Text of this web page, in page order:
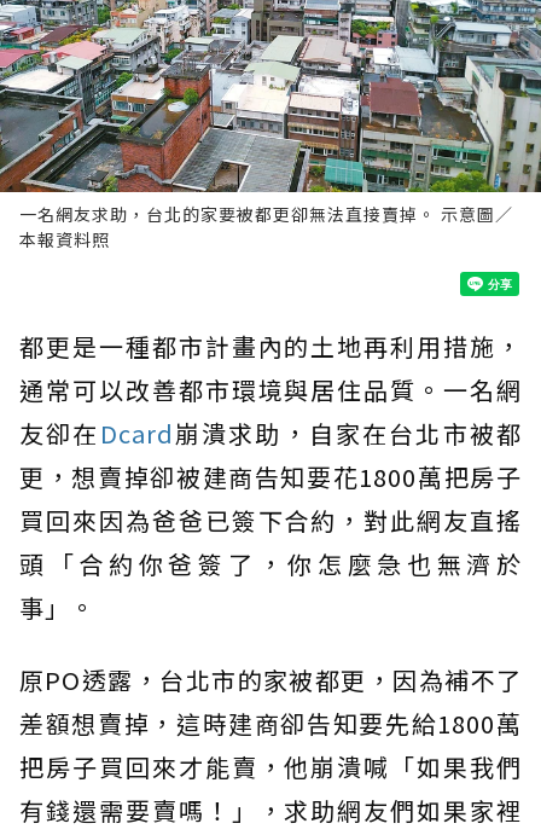
一名網友求助，台北的家要被都更卻無法直接賣掉。 示意圖／
本報資料照
都更是一種都市計畫內的土地再利用措施，
通常可以改善都市環境與居住品質。一名網
友卻在 Dcard崩潰求助，自家在台北市被都
更，想賣掉卻被建商告知要花1800萬把房子
買回來因為爸爸已簽下合約，對此網友直搖
頭「合約你爸簽了，你怎麼急也無濟於
事」。
原PO透露，台北市的家被都更，因為補不了
差額想賣掉，這時建商卻告知要先給1800萬
把房子買回來才能賣，他崩潰喊「如果我們
有錢還需要賣嗎！」，求助網友們如果家裡